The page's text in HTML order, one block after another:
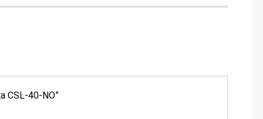
CSL-40-NO”